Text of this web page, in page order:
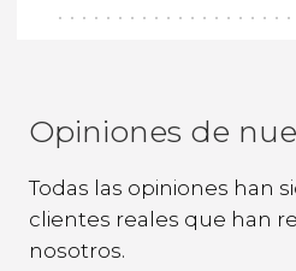
Opiniones de
Todas las opiniones han
clientes reales que han
nosotros.